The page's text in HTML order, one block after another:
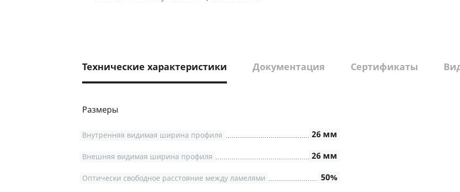
Технические характеристики Документация Сертификаты
Размеры
26 мм
Внутренняя видимая ширина профиля
26 мм
Внешняя видимая ширина профиля
50%
Оптически свободное расстояние между ламелями